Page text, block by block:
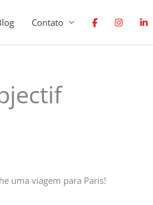
Contato
uma viagem para Paris!